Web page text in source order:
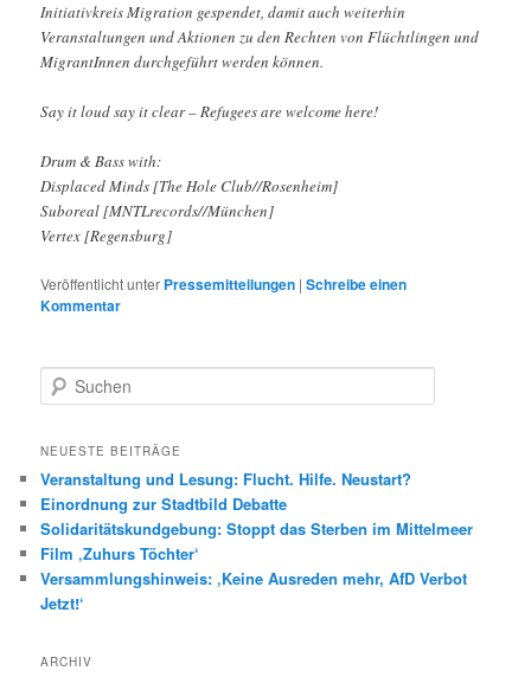
Initiativkreis Migration gespendet, damit auch weiterhin
Veranstaltungen und Aktionen zu den Rechten von Flüchtlingen und
MigrantInnen durchgeführt werden können.
Say it loud say it clear – Refugees are welcome here!
Drum & Bass with:
Displaced Minds [The Hole Club//Rosenheim]
Suboreal [MNTLrecords//München]
Vertex [Regensburg]
Veröffentlicht unter Pressemitteilungen |Schreibe einen
Kommentar
u
h
n
NEUESTE BEITRÄGE
Veranstaltung und Lesung: Flucht. Hilfe. Neustart?
Einordnung zur Stadtbild Debatte
Solidaritätskundgebung: Stoppt das Sterben im Mittelmeer
Film ‚Zuhurs Töchter‘
Versammlungshinweis: ‚Keine Ausreden mehr, AfD Verbot
Jetzt!‘
ARCHIV